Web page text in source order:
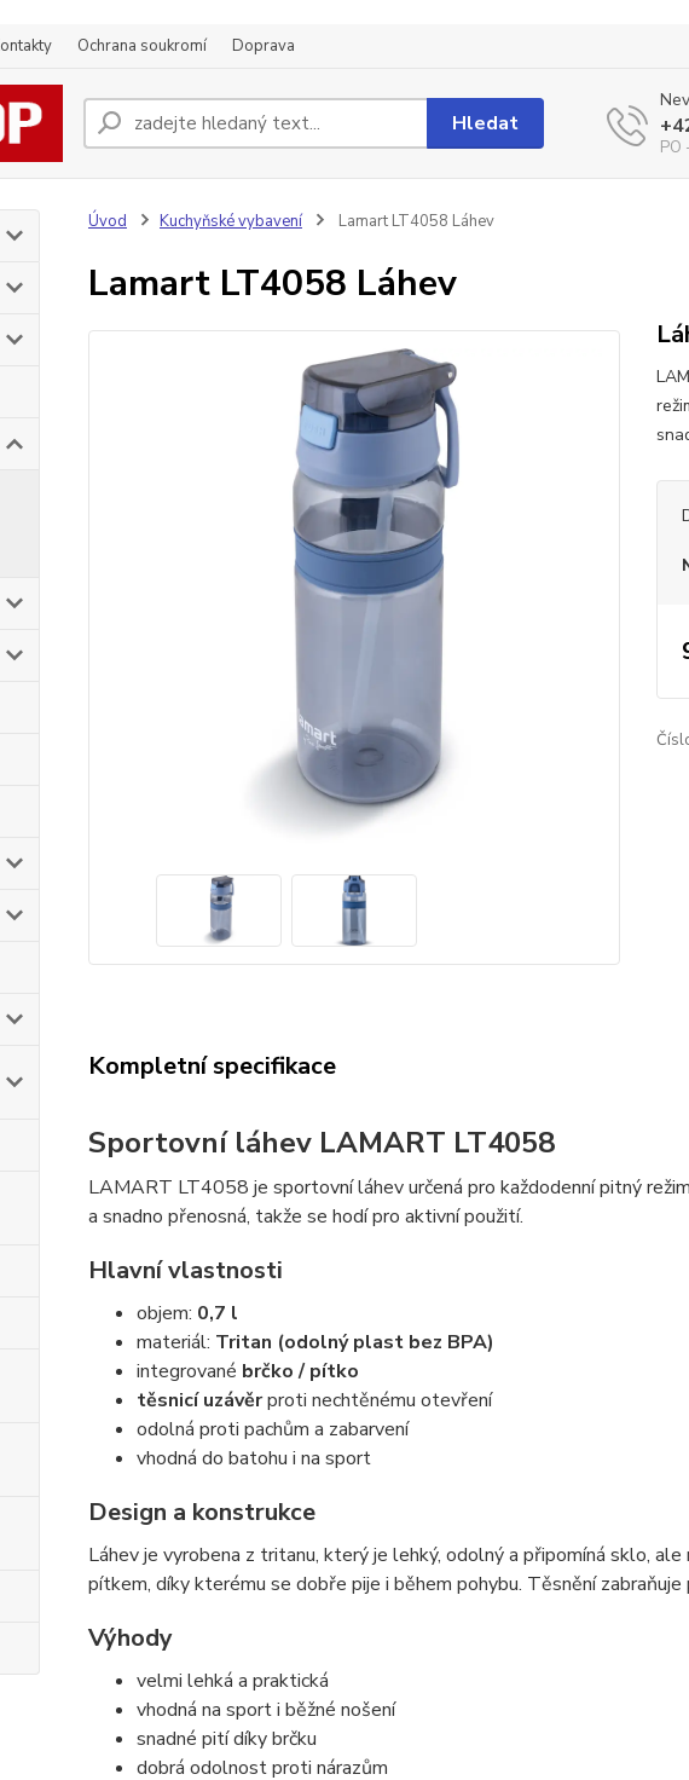
Ochrana soukromí Doprava
Hledat
PO
Úvod Kuchyňské vybavení Lamart LT4058 Láhev
Lamart LT4058 Láhev
Kompletní specifikace
Sportovní láhev LAMART LT4058
LAMART LT4058 je sportovní láhev určená pro každodenní pitný
a snadno přenosná, takže se hodí pro aktivní použití.
Hlavní vlastnosti
objem: 0,7 l
materiál: Tritan (odolný plast bez BPA)
integrované brčko / pítko
těsnicí uzávěrproti nechtěnému otevření
odolná proti pachům a zabarvení
vhodná do batohu i na sport
Design a konstrukce
Láhev je vyrobena z tritanu, který je lehký, odolný a připomíná sklo,
pítkem, díky kterému se dobře pije i během pohybu. Těsnění
Výhody
velmi lehká a praktická
vhodná na sport i běžné nošení
snadné pití díky brčku
dobrá odolnost proti nárazům